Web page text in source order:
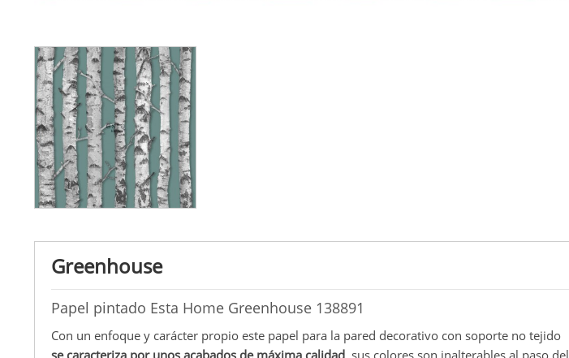
Greenhouse
Papel pintado Esta Home Greenhouse 138891
Con un enfoque y carácter propio este papel para la pared decorativo con soporte no tejido
se caracteriza por unos acabados de máxima calidad, sus colores son inalterables al paso del